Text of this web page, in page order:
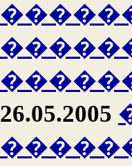
26.05.2005